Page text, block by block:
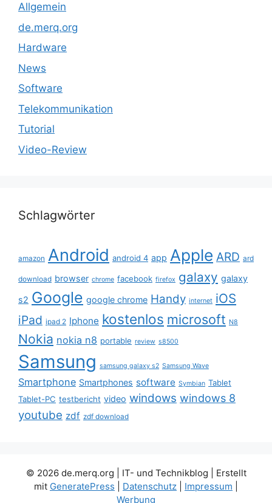
Allgemein
de.merq.org
Hardware
News
Software
Telekommunikation
Tutorial
Video-Review
Schlagwörter
amazon Android android 4 app Apple ARD ard
download browser chrome facebook firefox galaxy galaxy
s2 Google google chrome Handy internet iOS
iPad ipad 2 Iphone kostenlos microsoft N8
Nokia nokia n8 portable review s8500
Samsung samsung galaxy s2 Samsung Wave
Smartphone Smartphones software Symbian Tablet
Tablet-PC testbericht video windows windows 8
youtube zdf zdf download
© 2026 de.merq.org | IT- und Technikblog | Erstellt
mit GeneratePress Datenschutz Impressum
Werbung